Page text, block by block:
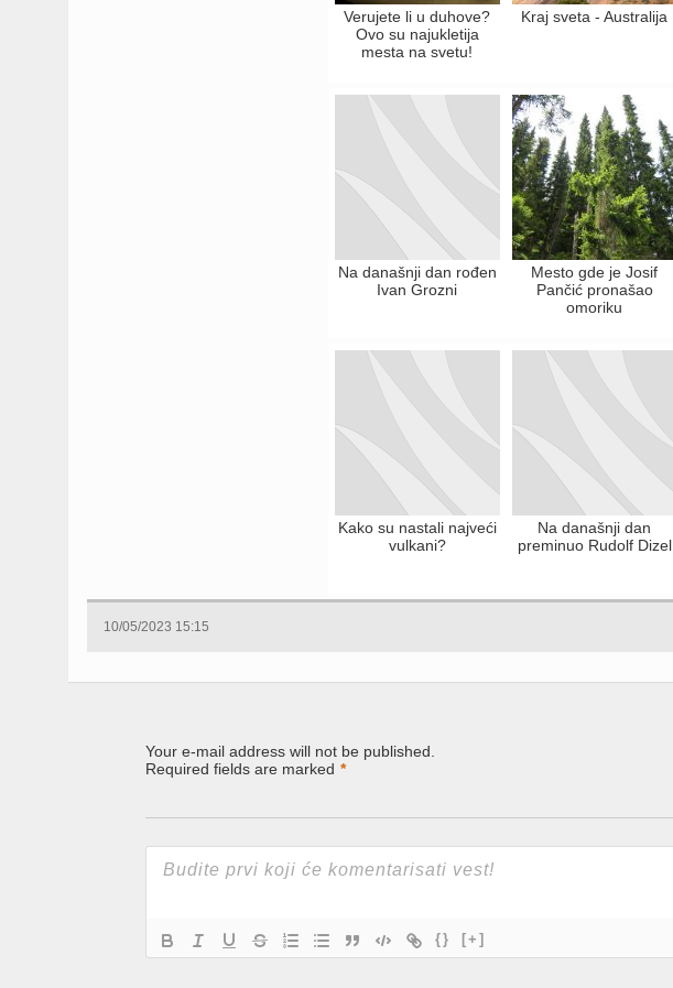
Verujete li u duhove?
Ovo su najukletija
mesta na svetu!
Kraj sveta - Australija
Na današnji dan rođen
Ivan Grozni
Mesto gde je Josif
Pančić pronašao
omoriku
Kako su nastali najveći
vulkani?
Na današnji dan
preminuo Rudolf Dizel
10/05/2023 15:15
Your e-mail address will not be published.
Required fields are marked *
{} [+]